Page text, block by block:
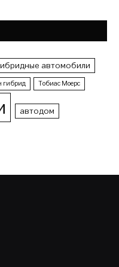
автомобили
гибрид Тобиас Моерс
автодом